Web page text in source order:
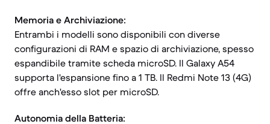
Memoria e Archiviazione:
Entrambi i modelli sono disponibili con diverse
configurazioni di RAM e spazio di archiviazione, spesso
espandibile tramite scheda microSD. Il Galaxy A54
supporta l'espansione fino a 1 TB. Il Redmi Note 13 (4G)
offre anch'esso slot per microSD.
Autonomia della Batteria: